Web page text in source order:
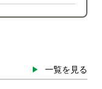
一覧を見る